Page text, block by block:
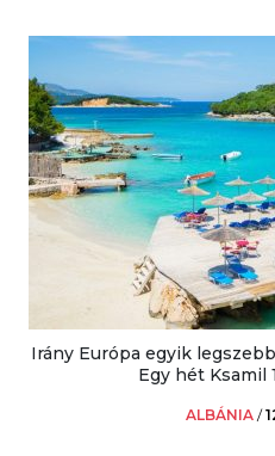
Irány Európa egyik
Egy hét Ksamil
ALBÁNIA /